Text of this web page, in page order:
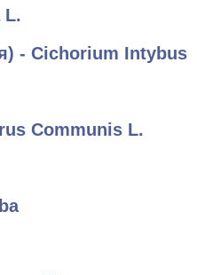
L.
- Cichorium Intybus
Communis L.